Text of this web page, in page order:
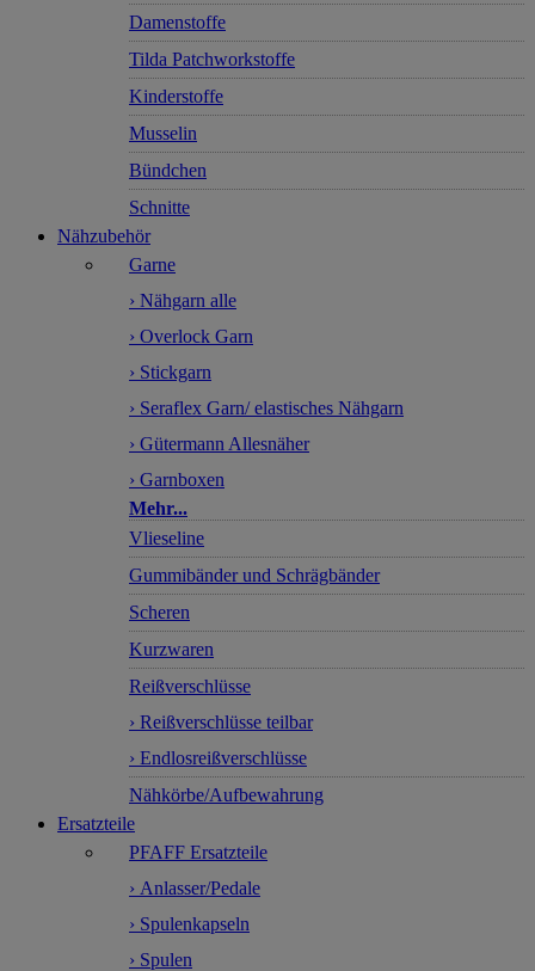
Damenstoffe
Tilda Patchworkstoffe
Kinderstoffe
Musselin
Bündchen
Schnitte
Nähzubehör
Garne
› Nähgarn alle
› Overlock Garn
› Stickgarn
› Seraflex Garn/ elastisches Nähgarn
› Gütermann Allesnäher
› Garnboxen
Mehr...
Vlieseline
Gummibänder und Schrägbänder
Scheren
Kurzwaren
Reißverschlüsse
› Reißverschlüsse teilbar
› Endlosreißverschlüsse
Nähkörbe/Aufbewahrung
Ersatzteile
PFAFF Ersatzteile
› Anlasser/Pedale
› Spulenkapseln
› Spulen